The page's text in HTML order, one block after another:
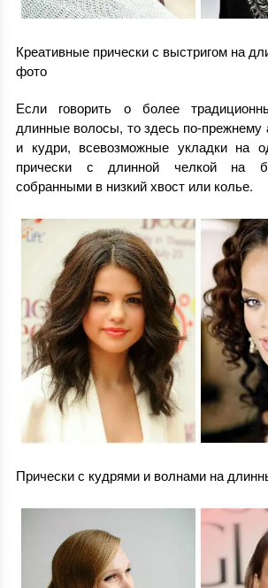
Креативные прически с выстригом на
фото
Если говорить о более
длинные волосы, то здесь по-прежнему
и кудри, всевозможные укладки на
прически с длинной челкой на
собранными в низкий хвост или колье.
Прически с кудрями и волнами на